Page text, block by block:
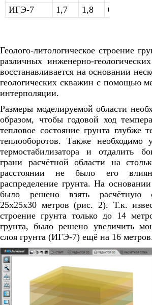
ИГЭ-7
1,7 1,8 0,6
Геолого-литологическое строение
различных инженерно-
восстанавливается на основании
геологических скважин с помощью
интерполяции.
Размеры моделируемой области
образом, чтобы годовой ход
тепловое состояние грунта глубже
теплооборотов. Также необходимо
термостабилизатора и отдалить
грани расчётной области на
расстоянии не было его
распределение грунта. На
было решено взять расчётную
25х25х30 метров (рис. 2). Т.к.
строение грунта только до 14
грунта, было решено увеличить
слоя грунта (ИГЭ-7) ещё на 16